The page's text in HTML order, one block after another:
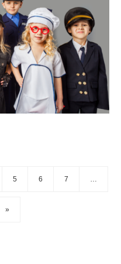
5 6 7 …
»